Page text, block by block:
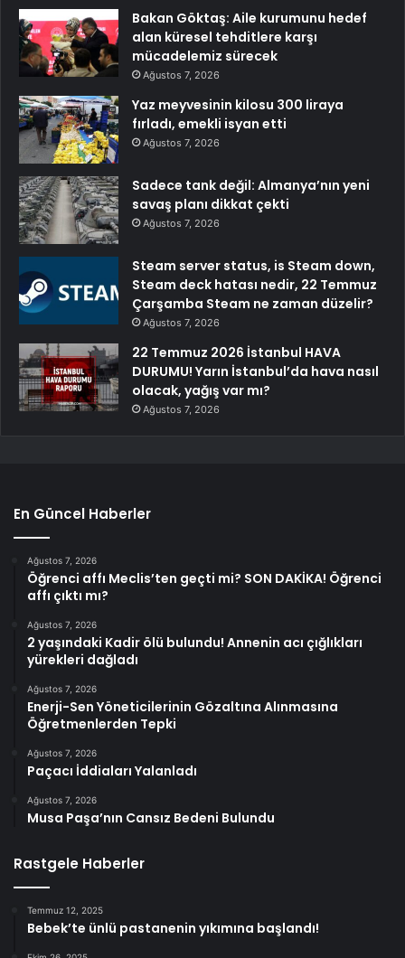
Bakan Göktaş: Aile kurumunu hedef
alan küresel tehditlere karşı
mücadelemiz sürecek
Ağustos 7, 2026
Yaz meyvesinin kilosu 300 liraya
fırladı, emekli isyan etti
Ağustos 7, 2026
Sadece tank değil: Almanya’nın yeni
savaş planı dikkat çekti
Ağustos 7, 2026
Steam server status, is Steam down,
Steam deck hatası nedir, 22 Temmuz
Çarşamba Steam ne zaman düzelir?
Ağustos 7, 2026
22 Temmuz 2026 İstanbul HAVA
DURUMU! Yarın İstanbul’da hava nasıl
olacak, yağış var mı?
Ağustos 7, 2026
En Güncel Haberler
Ağustos 7, 2026
Öğrenci affı Meclis’ten geçti mi? SON DAKİKA! Öğrenci
affı çıktı mı?
Ağustos 7, 2026
2 yaşındaki Kadir ölü bulundu! Annenin acı çığlıkları
yürekleri dağladı
Ağustos 7, 2026
Enerji-Sen Yöneticilerinin Gözaltına Alınmasına
Öğretmenlerden Tepki
Ağustos 7, 2026
Paçacı İddiaları Yalanladı
Ağustos 7, 2026
Musa Paşa’nın Cansız Bedeni Bulundu
Rastgele Haberler
Temmuz 12, 2025
Bebek’te ünlü pastanenin yıkımına başlandı!